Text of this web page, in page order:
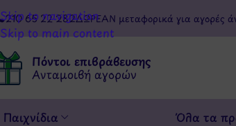
Skip to navigation
Skip to main content
210 65 22 282ΔΩΡΕΑΝ μεταφορικά για αγορές
Πόντοι επιβράβευσης
Ανταμοιβή αγορών
Παιχνίδια Όλα τα